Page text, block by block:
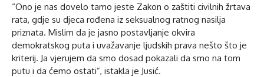
“Ono je nas dovelo tamo jeste Zakon o zaštiti civilnih žrtava
rata, gdje su djeca rođena iz seksualnog ratnog nasilja
priznata. Mislim da je jasno postavljanje okvira
demokratskog puta i uvažavanje ljudskih prava nešto što je
kriterij. Ja vjerujem da smo dosad pokazali da smo na tom
putu i da ćemo ostati”, istakla je Jusić.